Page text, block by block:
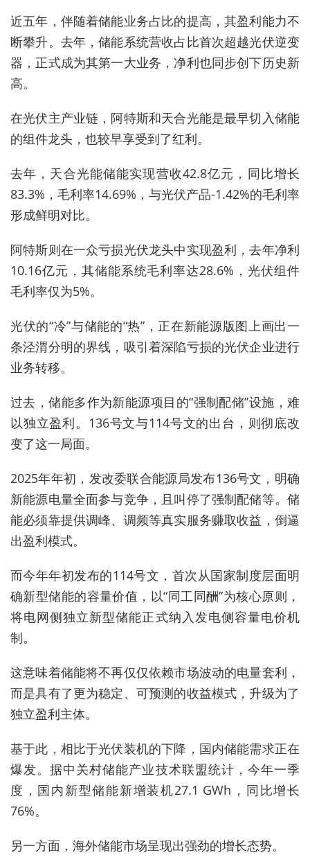
近五年，伴随着储能业务占比的提高，其盈利能力不
断攀升。去年，储能系统营收占比首次超越光伏逆变
器，正式成为其第一大业务，净利也同步创下历史新
高。
在光伏主产业链，阿特斯和天合光能是最早切入储能
的组件龙头，也较早享受到了红利。
去年，天合光能储能实现营收42.8亿元，同比增长
83.3%，毛利率14.69%，与光伏产品-1.42%的毛利率
形成鲜明对比。
阿特斯则在一众亏损光伏龙头中实现盈利，去年净利
10.16亿元，其储能系统毛利率达28.6%，光伏组件
毛利率仅为5%。
光伏的“冷”与储能的“热”，正在新能源版图上画出一
条泾渭分明的界线，吸引着深陷亏损的光伏企业进行
业务转移。
过去，储能多作为新能源项目的“强制配储”设施，难
以独立盈利。 136号文与114号文的出台，则彻底改
变了这一局面。
2025年年初，发改委联合能源局发布136号文，明确
新能源电量全面参与竞争，且叫停了强制配储等。储
能必须靠提供调峰、调频等真实服务赚取收益，倒逼
出盈利模式。
而今年年初发布的114号文，首次从国家制度层面明
确新型储能的容量价值，以“同工同酬”为核心原则，
将电网侧独立新型储能正式纳入发电侧容量电价机
制。
这意味着储能将不再仅仅依赖市场波动的电量套利，
而是具有了更为稳定、可预测的收益模式，升级为了
独立盈利主体。
基于此，相比于光伏装机的下降，国内储能需求正在
爆发。据中关村储能产业技术联盟统计，今年一季
度，国内新型储能新增装机27.1 GWh，同比增长
76%。
另一方面，海外储能市场呈现出强劲的增长态势。